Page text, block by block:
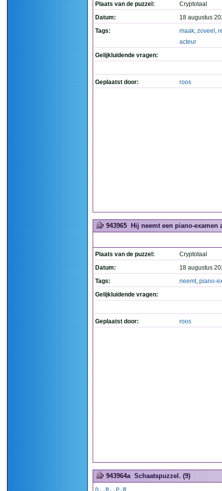
Plaats van de puzzel:
Cryptotaal
Datum:
18 augustus
Tags:
maak, zoveel ,
acteur
Gelijkluidende vragen:
Geplaatst door: roos
943965 Hij neemt een piano-examen
Plaats van de puzzel:
Cryptotaal
Datum:
18 augustus
Tags:
neemt, piano-
Gelijkluidende vragen:
Geplaatst door: roos
943964a Schaatspuzzel. (9)